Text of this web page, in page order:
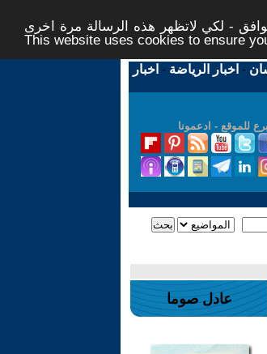
- لكي لاتظهر هذه الرسالة مرة اخرى -
This website uses cookies to ensure
- اخبار الرياضة - اخبار
للموقع - ادعمونا
عادل صوما